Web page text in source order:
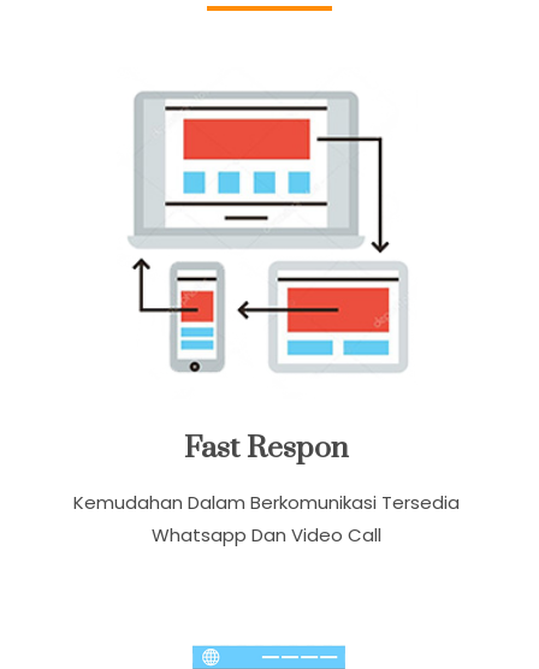
Fast Respon
Kemudahan Dalam Berkomunikasi Tersedia
Whatsapp Dan Video Call